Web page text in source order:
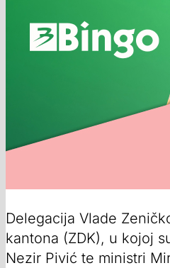
Delegacija Vlade
kantona (ZDK), u kojoj
Nezir Pivić te ministri